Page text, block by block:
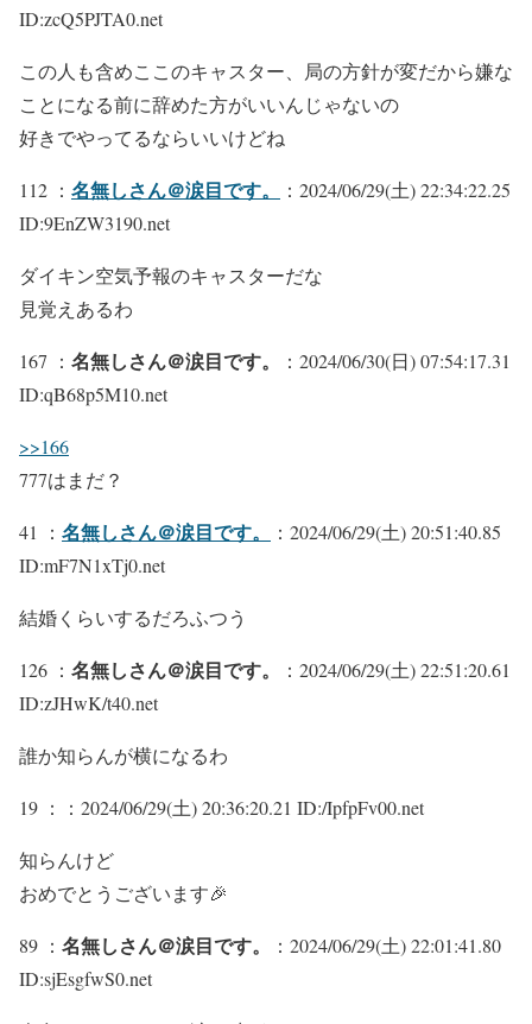
ID:zcQ5PJTA0.net
この人も含めここのキャスター、局の方針が変だから嫌な
ことになる前に辞めた方がいいんじゃないの
好きでやってるならいいけどね
112 ： 名無しさん＠涙目です。
：2024/06/29(土) 22:34:22.25
ID:9EnZW3190.net
ダイキン空気予報のキャスターだな
見覚えあるわ
167 ： 名無しさん＠涙目です。
：2024/06/30(日) 07:54:17.31
ID:qB68p5M10.net
>>166
777はまだ？
41 ： 名無しさん＠涙目です。
：2024/06/29(土) 20:51:40.85
ID:mF7N1xTj0.net
結婚くらいするだろふつう
126 ： 名無しさん＠涙目です。
：2024/06/29(土) 22:51:20.61
ID:zJHwK/t40.net
誰か知らんが横になるわ
19 ： ：2024/06/29(土) 20:36:20.21 ID:/IpfpFv00.net
知らんけど
おめでとうございます🎉
89 ： 名無しさん＠涙目です。
：2024/06/29(土) 22:01:41.80
ID:sjEsgfwS0.net